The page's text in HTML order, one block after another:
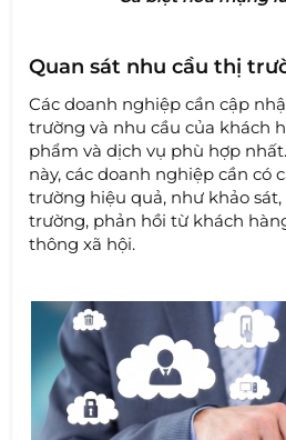
Quan sát nhu cầu thị
Các doanh nghiệp cần cập
trường và nhu cầu của khách
phẩm và dịch vụ phù hợp
này, các doanh nghiệp cần có
trường hiệu quả, như khảo
trường, phản hồi từ khách
thông xã hội.